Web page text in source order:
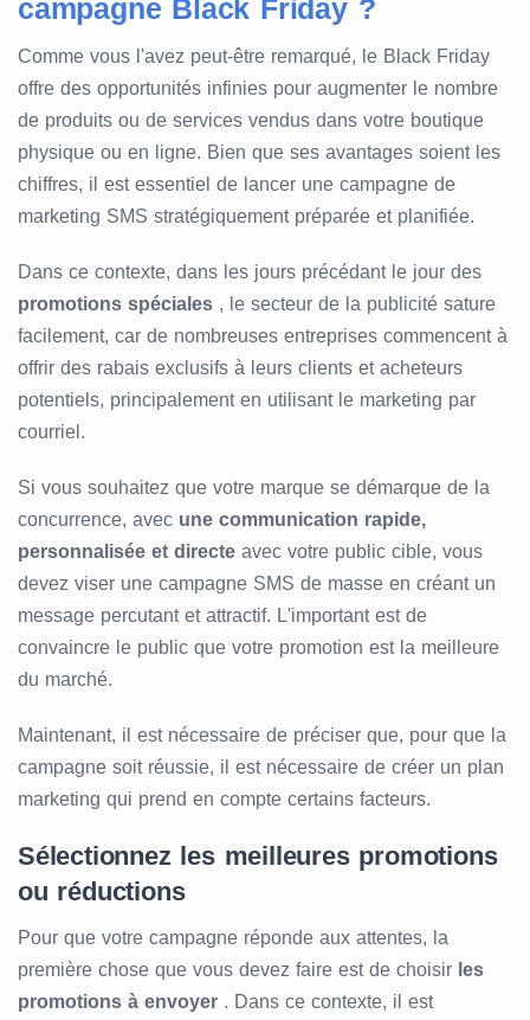
campagne Black Friday ?
Comme vous l'avez peut-être remarqué, le Black Friday
offre des opportunités infinies pour augmenter le nombre
de produits ou de services vendus dans votre boutique
physique ou en ligne. Bien que ses avantages soient les
chiffres, il est essentiel de lancer une campagne de
marketing SMS stratégiquement préparée et planifiée.
Dans ce contexte, dans les jours précédant le jour des
promotions spéciales , le secteur de la publicité sature
facilement, car de nombreuses entreprises commencent à
offrir des rabais exclusifs à leurs clients et acheteurs
potentiels, principalement en utilisant le marketing par
courriel.
Si vous souhaitez que votre marque se démarque de la
concurrence, avec une communication rapide,
personnalisée et directe avec votre public cible, vous
devez viser une campagne SMS de masse en créant un
message percutant et attractif. L'important est de
convaincre le public que votre promotion est la meilleure
du marché.
Maintenant, il est nécessaire de préciser que, pour que la
campagne soit réussie, il est nécessaire de créer un plan
marketing qui prend en compte certains facteurs.
Sélectionnez les meilleures promotions
ou réductions
Pour que votre campagne réponde aux attentes, la
première chose que vous devez faire est de choisir les
promotions à envoyer . Dans ce contexte, il est